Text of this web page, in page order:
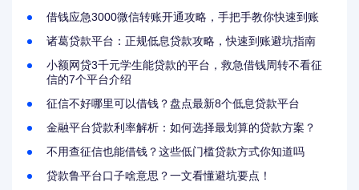
借钱应急3000微信转账开通攻略，手把手教你快速到账
诸葛贷款平台：正规低息贷款攻略，快速到账避坑指南
小额网贷3千元学生能贷款的平台，救急借钱周转不看征
信的7个平台介绍
征信不好哪里可以借钱？盘点最新8个低息贷款平台
金融平台贷款利率解析：如何选择最划算的贷款方案？
不用查征信也能借钱？这些低门槛贷款方式你知道吗
贷款鲁平台口子啥意思？一文看懂避坑要点！